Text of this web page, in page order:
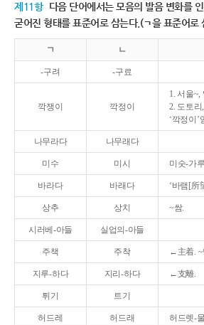
제11항 다음 단어에서는 모음의 발음 변화를
굳어진 형태를 표준어로 삼는다.(ㄱ을 표준어로
ㄱ ㄴ
-구려 -구료
깍쟁이 깍정이
1. 서울~,
2. 도토
‘깍정이’
나무라다 나무래다
미수 미시 미숫-가
바라다 바래다 ‘바램[所
상추 상치 ~쌈.
시러베-아들 실업의-아들
주책 주착 ←主着. ~
지루-하다 지리-하다 ←支離.
튀기 트기
허드레 허드래 허드렛-